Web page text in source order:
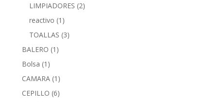
LIMPIADORES (2)
reactivo (1)
TOALLAS (3)
BALERO (1)
Bolsa (1)
CAMARA (1)
CEPILLO (6)